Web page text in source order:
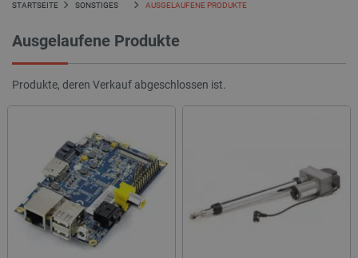
STARTSEITE SONSTIGES AUSGELAUFENE PRODUKTE
Ausgelaufene Produkte
Produkte, deren Verkauf abgeschlossen ist.